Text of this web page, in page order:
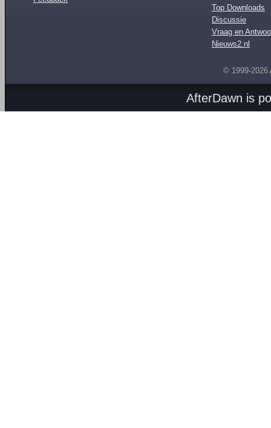
Top Downloads
Discussie
Vraag en
Nieuws2.nl
© 1999-2026
AfterDawn is